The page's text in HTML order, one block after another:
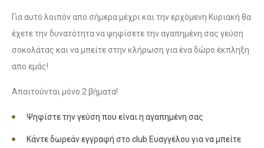
Για αυτό λοιπόν από σήμερα μέχρι και την ερχόμενη Κυριακή θα
έχετε την δυνατότητα να ψηφίσετε την αγαπημένη σας γεύση
σοκολάτας και να μπείτε στην κλήρωση για ένα δώρο έκπληξη
απο εμάς!
Απαιτούνται μόνο 2 βήματα!
Ψηφίστε την γεύση που είναι η αγαπημένη σας
Κάντε δωρεάν εγγραφή στο club Ευαγγέλου για να μπείτε